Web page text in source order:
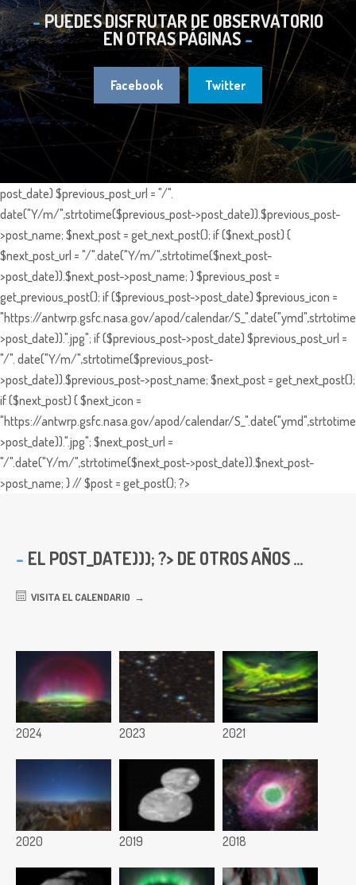
PUEDES DISFRUTAR DE OBSERVATORIO
EN OTRAS PÁGINAS
Facebook Twitter
post_date) $previous_post_url = "/".
date("Y/m/",strtotime($previous_post->post_date)).$previous_post-
>post_name; $next_post = get_next_post(); if ($next_post) {
$next_post_url = "/".date("Y/m/",strtotime($next_post-
>post_date)).$next_post->post_name; } $previous_post =
get_previous_post(); if ($previous_post->post_date) $previous_icon =
"https://antwrp.gsfc.nasa.gov/apod/calendar/
>post_date)).".jpg"; if ($previous_post->post_date) $previous_post_url =
"/". date("Y/m/",strtotime($previous_post-
>post_date)).$previous_post->post_name; $next_post = get_next_post();
if ($next_post) { $next_icon =
"https://antwrp.gsfc.nasa.gov/apod/calendar/
>post_date)).".jpg"; $next_post_url =
"/".date("Y/m/",strtotime($next_post->post_date)).$next_post-
>post_name; } // $post = get_post(); ?>
EL POST_DATE))); ?> DE OTROS AÑOS ...
VISITA EL CALENDARIO
2024 2023 2021
2020 2019 2018